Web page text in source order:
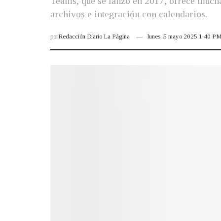
archivos e integración con calendarios.
porRedacción Diario La Página lunes, 5 mayo 2025 1:40 PM